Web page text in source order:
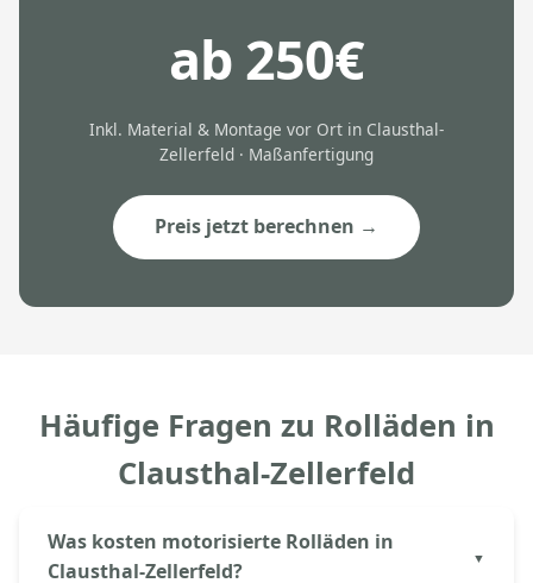
ab 250€
Inkl. Material & Montage vor Ort in Clausthal-
Zellerfeld · Maßanfertigung
Preis jetzt berechnen →
Häufige Fragen zu Rolläden in
Clausthal-Zellerfeld
Was kosten motorisierte Rolläden in
Clausthal-Zellerfeld?